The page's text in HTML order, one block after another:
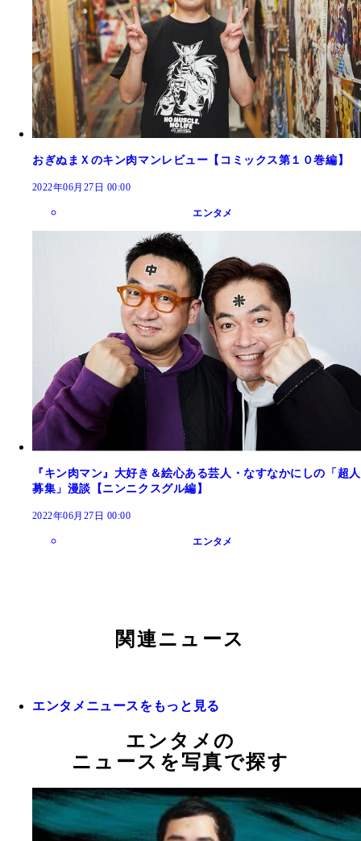
おぎぬまＸのキン肉マンレビュー【コミックス第１０巻編】
2022年06月27日 00:00
エンタメ
『キン肉マン』大好き＆絵心ある芸人・なすなかにしの「超人
募集」漫談【ニンニクスグル編】
2022年06月27日 00:00
エンタメ
関連ニュース
エンタメニュースをもっと見る
エンタメの
ニュースを写真で探す